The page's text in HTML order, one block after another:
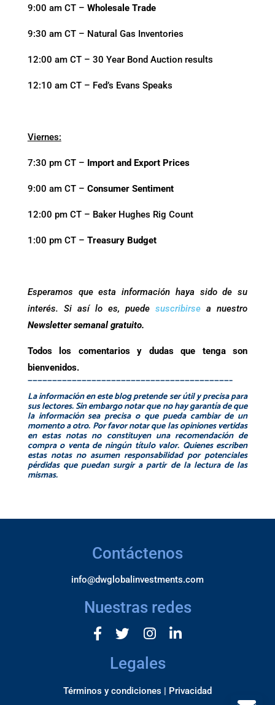
9:00 am CT – Wholesale Trade
9:30 am CT – Natural Gas Inventories
12:00 am CT – 30 Year Bond Auction results
12:10 am CT – Fed’s Evans Speaks
Viernes:
7:30 pm CT – Import and Export Prices
9:00 am CT – Consumer Sentiment
12:00 pm CT – Baker Hughes Rig Count
1:00 pm CT – Treasury Budget
Esperamos que esta información haya sido de su
interés. Si así lo es, puedesuscribirse a nuestro
Newsletter semanal gratuito.
Todos los comentarios y dudas que tenga son
bienvenidos.
—————————————————————————————————————————–
La información en este blog pretende ser útil y precisa para
sus lectores. Sin embargo notar que no hay garantía de que
la información sea precisa o que pueda cambiar de un
momento a otro. Por favor notar que las opiniones vertidas
en estas notas no constituyen una recomendación de
compra o venta de ningún título valor. Quienes escriben
estas notas no asumen responsabilidad porpotenciales
pérdidas que puedan surgir a partir de la lectura de las
mismas.
Contáctenos
info@dwglobalinvestments.com
Nuestras redes
Legales
Términos y condiciones | Privacidad